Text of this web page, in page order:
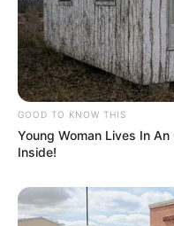
GOOD TO KNOW THIS
Young Woman Lives In
Inside!